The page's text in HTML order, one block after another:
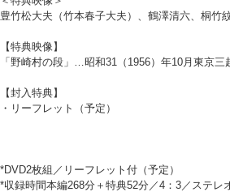
豊竹松大夫（竹本春子大夫）、鶴澤清六、桐
【特典映像】
「野崎村の段」…昭和31（1956）年10月東京三
【封入特典】
・リーフレット（予定）
*DVD2枚組／リーフレット付（予定）
*収録時間本編268分＋特典52分／4：3／ステレ